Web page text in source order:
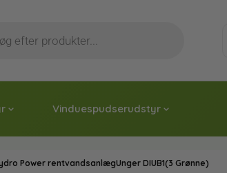
Vinduespudserudstyr
Power rentvandsanlægUnger DIUB1(3 Grønne)